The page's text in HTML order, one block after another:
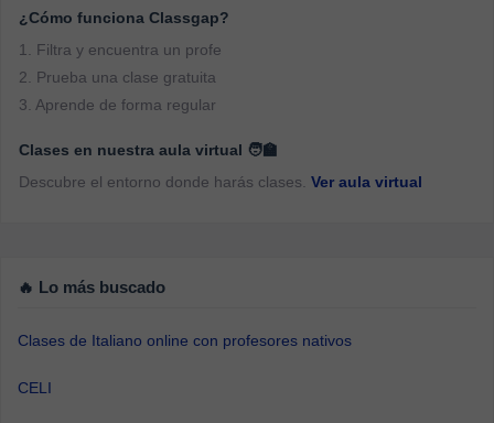
¿Cómo funciona Classgap?
1. Filtra y encuentra un profe
2. Prueba una clase gratuita
3. Aprende de forma regular
Clases en nuestra aula virtual 🧑‍🏫
Descubre el entorno donde harás clases. Ver aula virtual
🔥 Lo más buscado
Clases de Italiano online con profesores nativos
CELI